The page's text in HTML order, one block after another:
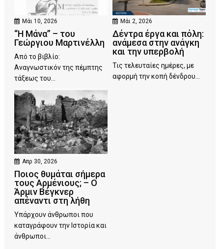
Μάι 10, 2026
“Η Μάνα” – του
Γεώργιου Μαρτινέλλη
Από το βιβλίο:
Αναγνωστικόν της πέμπτης
τάξεως του...
Μάι 2, 2026
Δέντρα έργα και πόλη:
ανάμεσα στην ανάγκη
και την υπερβολή
Τις τελευταίες ημέρες, με
αφορμή την κοπή δένδρου...
Απρ 30, 2026
Ποιος θυμάται σήμερα
τους Αρμένιους; – Ο
Άρμιν Βέγκνερ
απέναντι στη λήθη
Υπάρχουν άνθρωποι που
καταγράφουν την Ιστορία και
άνθρωποι...